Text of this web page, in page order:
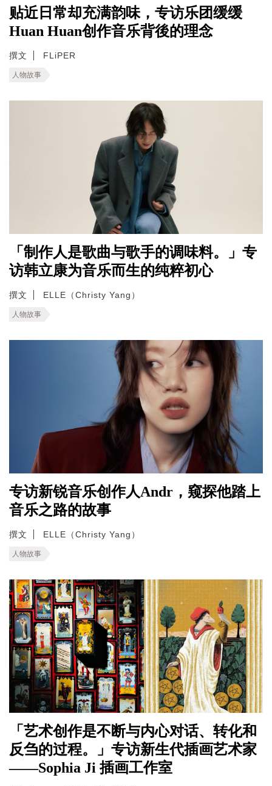
贴近日常却充满韵味，专访乐团缓缓
Huan Huan创作音乐背後的理念
撰文 FLiPER
人物故事
「制作人是歌曲与歌手的调味料。」专
访韩立康为音乐而生的纯粹初心
撰文 ELLE（Christy Yang）
人物故事
专访新锐音乐创作人Andr，窥探他踏上
音乐之路的故事
撰文 ELLE（Christy Yang）
人物故事
「艺术创作是不断与内心对话、转化和
反刍的过程。」专访新生代插画艺术家
——Sophia Ji 插画工作室